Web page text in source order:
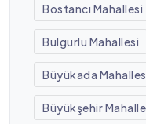
Bostancı Mahallesi
Bulgurlu Mahallesi
Büyükada
Büyükşehir